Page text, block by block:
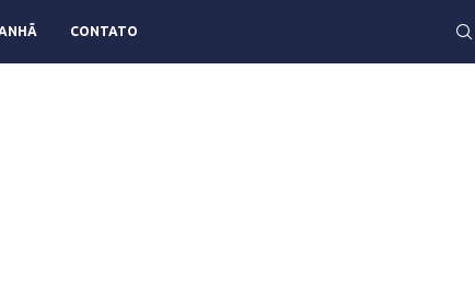
CONTATO